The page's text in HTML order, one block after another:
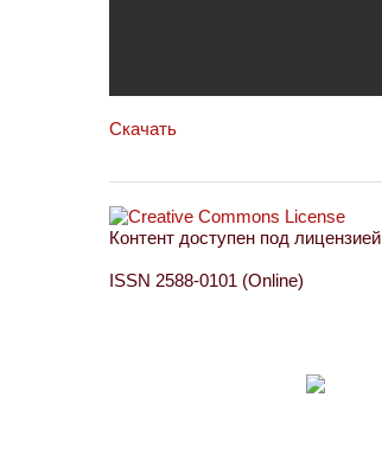
Скачать
Контент доступен под лицензией
ISSN 2588-0101 (Online)